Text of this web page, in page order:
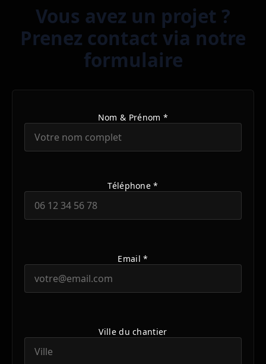
Vous avez un projet ?
Prenez contact via notre
formulaire
Nom & Prénom *
Téléphone *
Email *
Ville du chantier